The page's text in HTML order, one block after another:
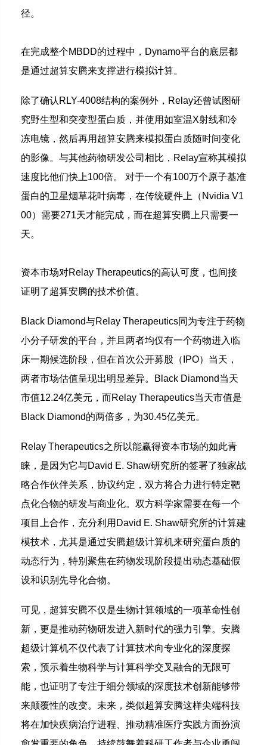
径。
在完成整个MBDD的过程中，Dynamo平台的底层都
是通过超算安腾来支撑进行模拟计算。
除了确认RLY-4008结构的案例外，Relay还曾试图研
究野生型和突变型蛋白质，并使用如室温X射线和冷
冻电镜，然后再用超算安腾来模拟蛋白质随时间变化
的影像。与其他药物研发公司相比，Relay宣称其模拟
速度比他们快上100倍。 对于一个有100万个原子基准
蛋白的卫星烟草花叶病毒，在传统硬件上（Nvidia V1
00）需要271天才能完成，而在超算安腾上只需要一
天。
资本市场对Relay Therapeutics的高认可度，也间接
证明了超算安腾的技术价值。
Black Diamond与Relay Therapeutics同为专注于药物
小分子研发的平台，并且两者均仅有一个药物进入临
床一期候选阶段，但在首次公开募股（IPO）当天，
两者市场估值呈现出明显差异。Black Diamond当天
市值12.24亿美元，而Relay Therapeutics当天市值是
Black Diamond的两倍多，为30.45亿美元。
Relay Therapeutics之所以能赢得资本市场的如此青
睐，是因为它与David E. Shaw研究所的签署了独家战
略合作伙伴关系，协议约定，双方将合力进行特定靶
点化合物的研发与商业化。双方科学家需要在每一个
项目上合作，充分利用David E. Shaw研究所的计算建
模技术，尤其是通过安腾超级计算机来研究蛋白质的
动态行为，特别聚焦在药物发现阶段提出动态基础假
设和识别先导化合物。
可见，超算安腾不仅是生物计算领域的一项革命性创
新，更是推动药物研发进入新时代的强力引擎。安腾
超级计算机不仅代表了计算技术向专业化的深度探
索，预示着生物科学与计算科学交叉融合的无限可
能，也证明了专注于细分领域的深度技术创新能够带
来颠覆性的改变。未来，类似超算安腾这样尖端科技
将在加快疾病治疗进程、推动精准医疗实践方面扮演